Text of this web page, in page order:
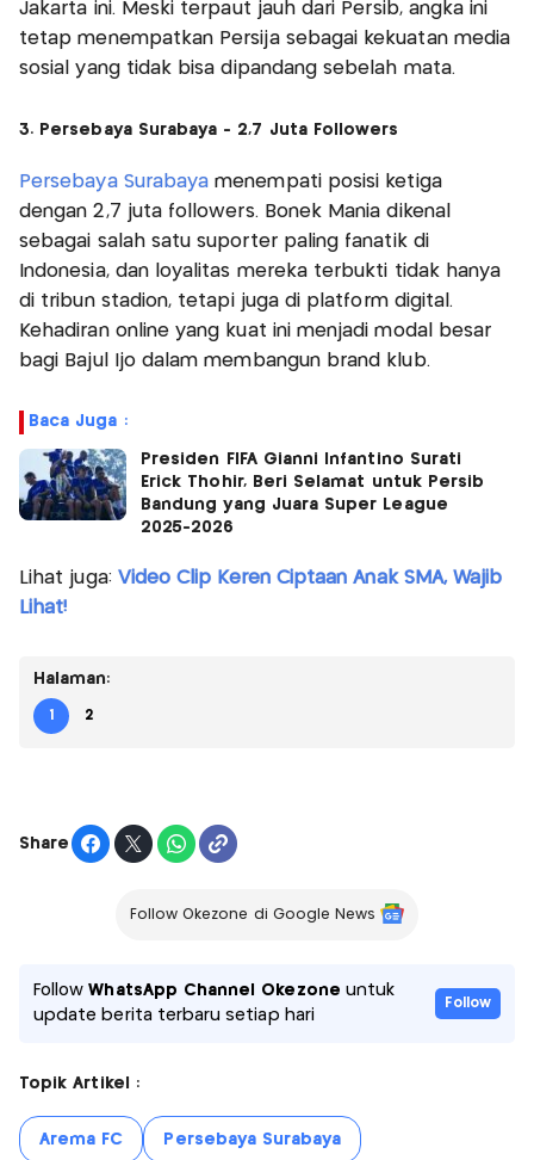
Jakarta ini. Meski terpaut jauh dari Persib, angka ini
tetap menempatkan Persija sebagai kekuatan media
sosial yang tidak bisa dipandang sebelah mata.
3. Persebaya Surabaya - 2,7 Juta Followers
Persebaya Surabaya menempati posisi ketiga
dengan 2,7 juta followers. Bonek Mania dikenal
sebagai salah satu suporter paling fanatik di
Indonesia, dan loyalitas mereka terbukti tidak hanya
di tribun stadion, tetapi juga di platform digital.
Kehadiran online yang kuat ini menjadi modal besar
bagi Bajul Ijo dalam membangun brand klub.
Baca Juga :
Presiden FIFA Gianni Infantino Surati
Erick Thohir, Beri Selamat untuk Persib
Bandung yang Juara Super League
2025-2026
Lihat juga: Video Clip Keren Ciptaan Anak SMA, Wajib
Lihat!
Halaman:
1 2
Share
Follow Okezone di Google News
FollowWhatsApp Channel Okezone untuk
update berita terbaru setiap hari
Follow
Topik Artikel :
Arema FC Persebaya Surabaya